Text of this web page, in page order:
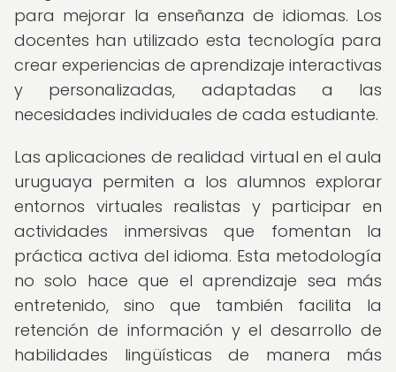
para mejorar la enseñanza de idiomas. Los
docentes han utilizado esta tecnología para
crear experiencias de aprendizaje interactivas
y personalizadas, adaptadas a las
necesidades individuales de cada estudiante.
Las aplicaciones de realidad virtual en el aula
uruguaya permiten a los alumnos explorar
entornos virtuales realistas y participar en
actividades inmersivas que fomentan la
práctica activa del idioma. Esta metodología
no solo hace que el aprendizaje sea más
entretenido, sino que también facilita la
retención de información y el desarrollo de
habilidades lingüísticas de manera más